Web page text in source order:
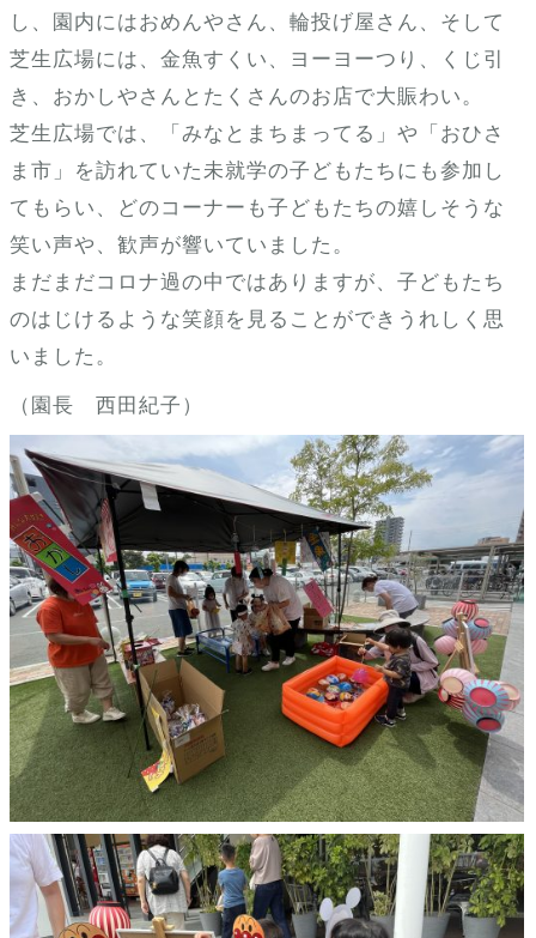
し、園内にはおめんやさん、輪投げ屋さん、そして
芝生広場には、金魚すくい、ヨーヨーつり、くじ引
き、おかしやさんとたくさんのお店で大賑わい。
芝生広場では、「みなとまちまってる」や「おひさ
ま市」を訪れていた未就学の子どもたちにも参加し
てもらい、どのコーナーも子どもたちの嬉しそうな
笑い声や、歓声が響いていました。
まだまだコロナ過の中ではありますが、子どもたち
のはじけるような笑顔を見ることができうれしく思
いました。
（園長 西田紀子）